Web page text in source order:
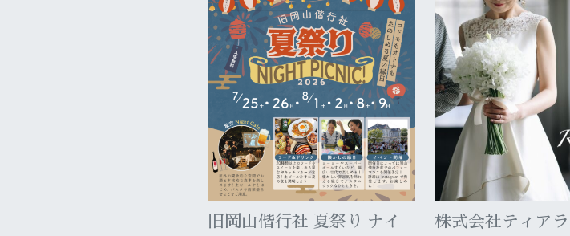
旧岡山偕行社 夏祭り ナイ
株式会社ティアラ